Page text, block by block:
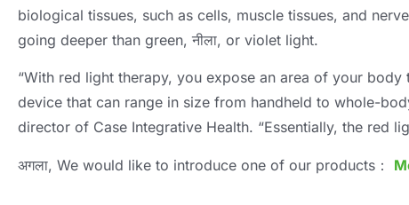
biological tissues, such as cells, muscle tissues, and
going deeper than green, नीला, or violet light.
“With red light therapy, you expose an area of your
device that can range in size from handheld to whole-
director of Case Integrative Health. “Essentially, the red
अगला, We would like to introduce one of our products ：